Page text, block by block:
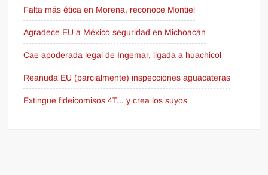
Falta más ética en Morena, reconoce Montiel
Agradece EU a México seguridad en Michoacán
Cae apoderada legal de Ingemar, ligada a huachicol
Reanuda EU (parcialmente) inspecciones aguacateras
Extingue fideicomisos 4T... y crea los suyos